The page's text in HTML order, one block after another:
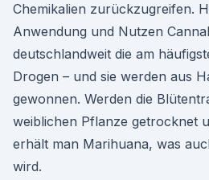
Chemikalien zurückzugreifen.
Anwendung und Nutzen
deutschlandweit die am
Drogen – und sie werden aus
gewonnen. Werden die
weiblichen Pflanze getrocknet
erhält man Marihuana, was
wird.